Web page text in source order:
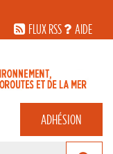
FLUX RSS
AIDE
ADHÉSION